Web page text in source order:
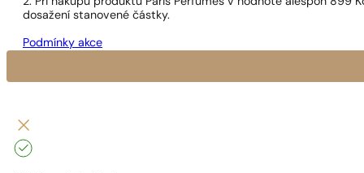
dosažení stanovené částky.
Podmínky akce